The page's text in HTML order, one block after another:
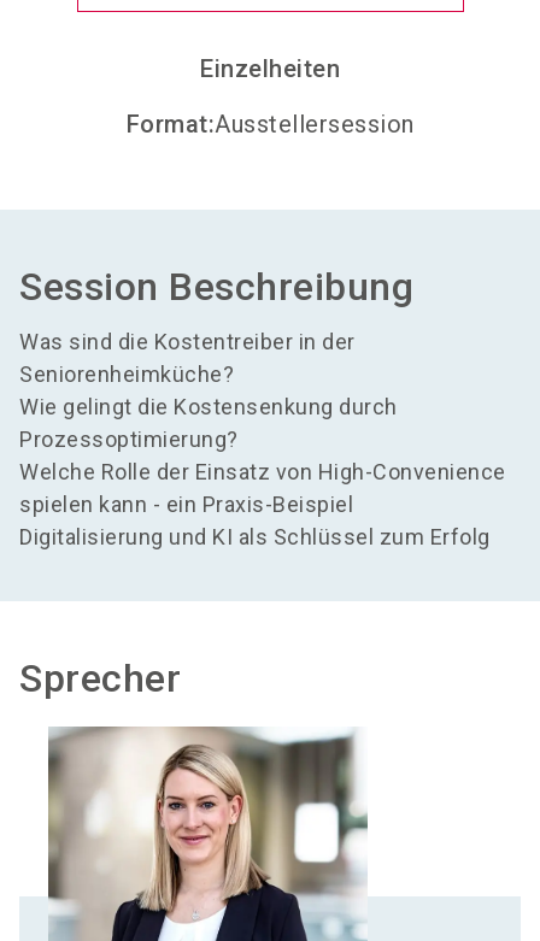
Einzelheiten
Format:Ausstellersession
Session Beschreibung
Was sind die Kostentreiber in der
Seniorenheimküche?
Wie gelingt die Kostensenkung durch
Prozessoptimierung?
Welche Rolle der Einsatz von High-Convenience
spielen kann - ein Praxis-Beispiel
Digitalisierung und KI als Schlüssel zum Erfolg
Sprecher